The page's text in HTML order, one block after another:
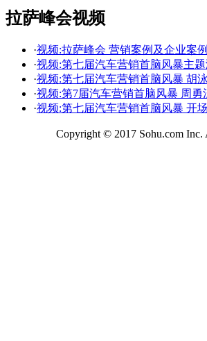
拉萨峰会视频
·视频:拉萨峰会 营销案例及企业案
·视频:第七届汽车营销首脑风暴主
·视频:第七届汽车营销首脑风暴 胡
·视频:第7届汽车营销首脑风暴 周勇
·视频:第七届汽车营销首脑风暴 开
Copyright © 2017 Sohu.com